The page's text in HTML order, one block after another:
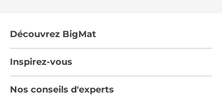
Découvrez BigMat
Devenez adhérent
Inspirez-vous
Nos conseils d'experts